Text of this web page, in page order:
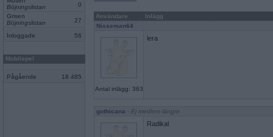
Böjningslistan
0
Grisen
Böjningslistan
27
Inloggade 56
Mobilspel
Pågående 18 485
Användare
Inlägg
Nisseman64
Antal inlägg: 363
lera
gothicana - Ej medlem längre
Radikal